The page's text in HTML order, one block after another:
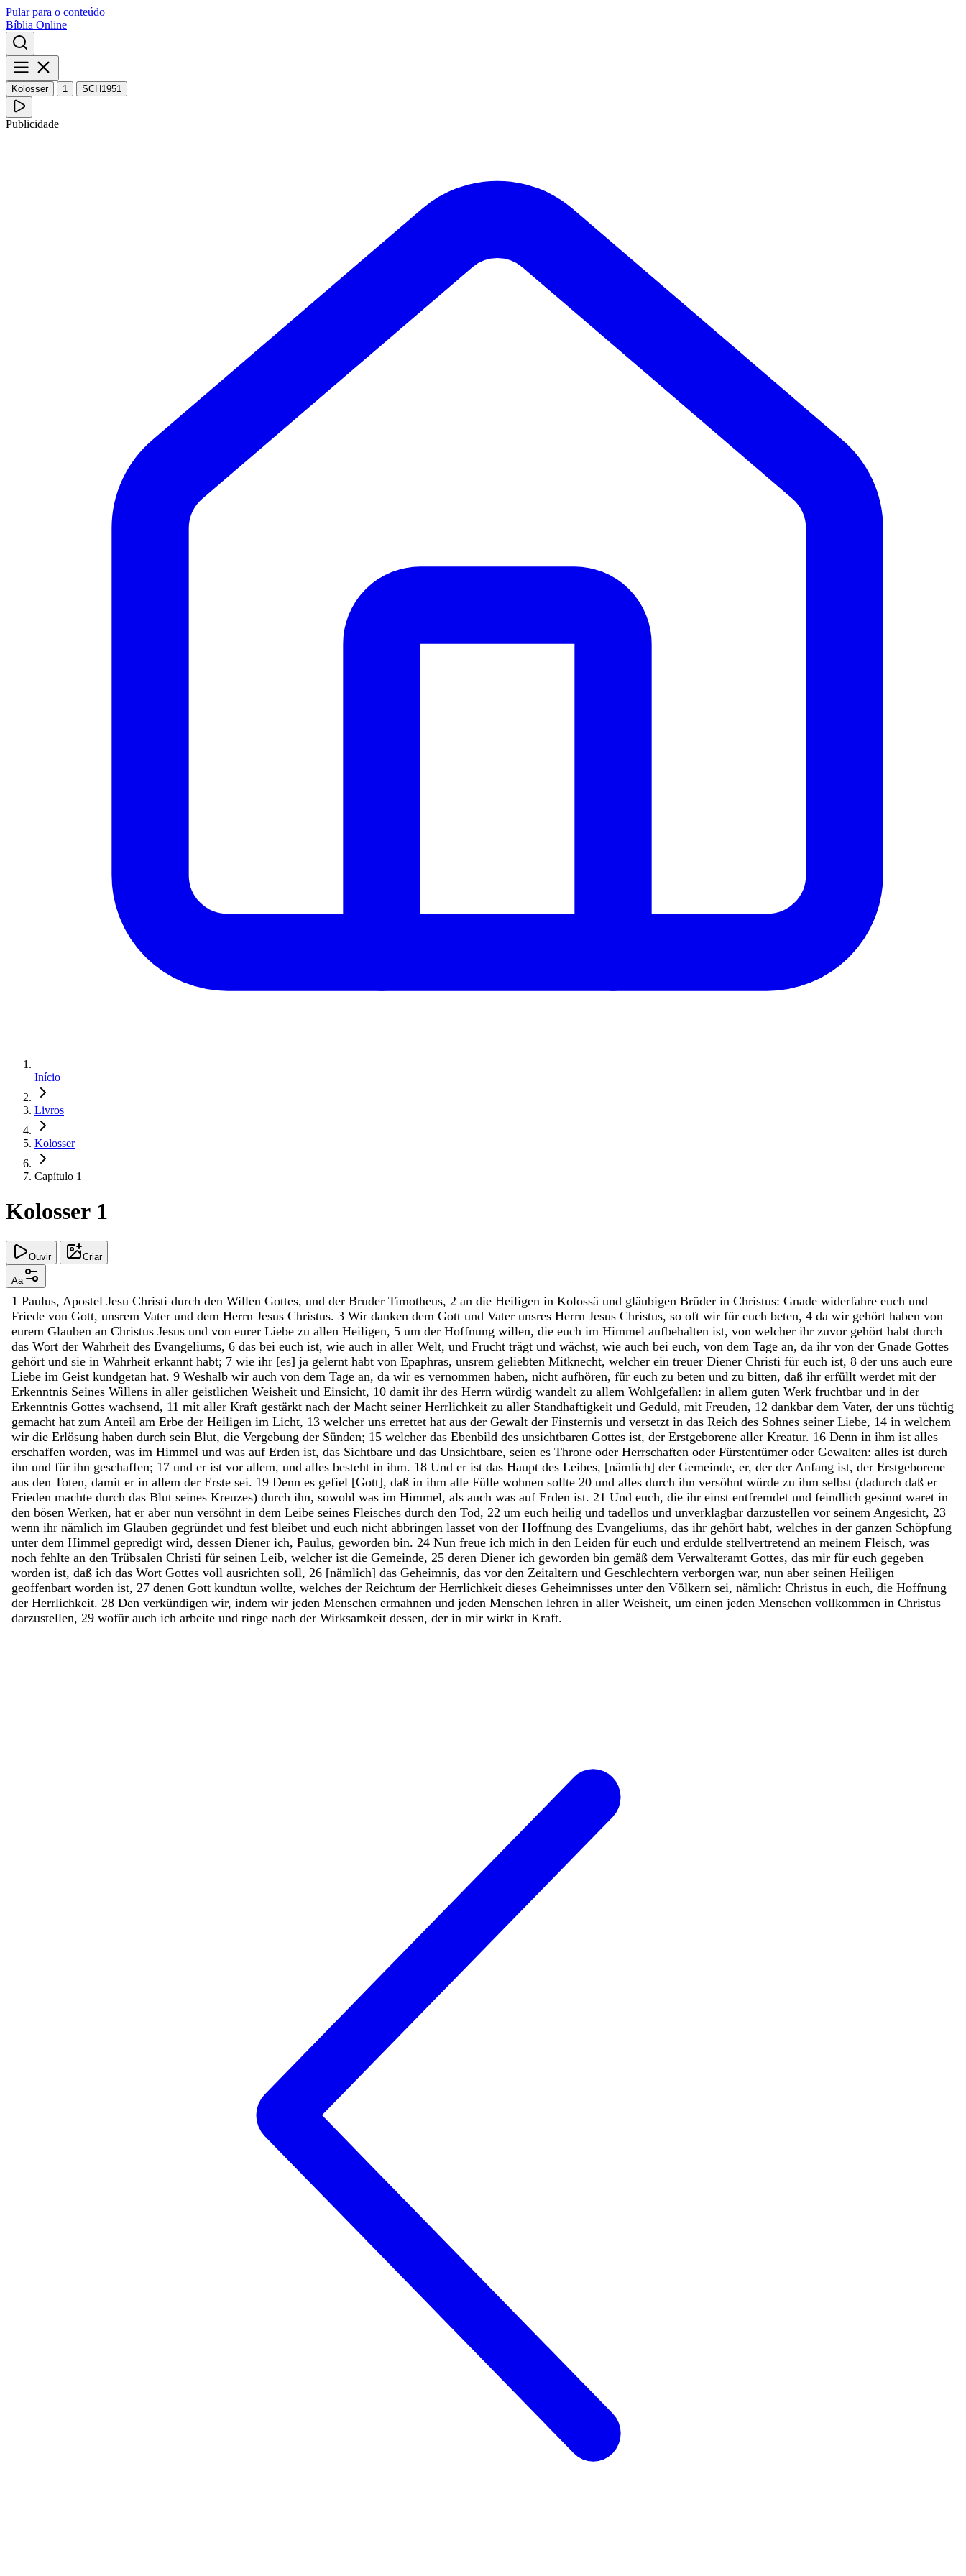
Pular para o conteúdo
Bíblia Online
Kolosser 1 SCH1951
Publicidade
Início
Livros
Kolosser
Capítulo 1
Kolosser 1
Ouvir Criar
Aa
1 Paulus, Apostel Jesu Christi durch den Willen Gottes, und der Bruder Timotheus, 2 an die Heiligen in Kolossä und gläubigen Brüder in Christus: Gnade widerfahre euch und
Friede von Gott, unsrem Vater und dem Herrn Jesus Christus. 3 Wir danken dem Gott und Vater unsres Herrn Jesus Christus, so oft wir für euch beten, 4 da wir gehört haben von
eurem Glauben an Christus Jesus und von eurer Liebe zu allen Heiligen, 5 um der Hoffnung willen, die euch im Himmel aufbehalten ist, von welcher ihr zuvor gehört habt durch
das Wort der Wahrheit des Evangeliums, 6 das bei euch ist, wie auch in aller Welt, und Frucht trägt und wächst, wie auch bei euch, von dem Tage an, da ihr von der Gnade Gottes
gehört und sie in Wahrheit erkannt habt; 7 wie ihr [es] ja gelernt habt von Epaphras, unsrem geliebten Mitknecht, welcher ein treuer Diener Christi für euch ist, 8 der uns auch eure
Liebe im Geist kundgetan hat. 9 Weshalb wir auch von dem Tage an, da wir es vernommen haben, nicht aufhören, für euch zu beten und zu bitten, daß ihr erfüllt werdet mit der
Erkenntnis Seines Willens in aller geistlichen Weisheit und Einsicht, 10 damit ihr des Herrn würdig wandelt zu allem Wohlgefallen: in allem guten Werk fruchtbar und in der
Erkenntnis Gottes wachsend, 11 mit aller Kraft gestärkt nach der Macht seiner Herrlichkeit zu aller Standhaftigkeit und Geduld, mit Freuden, 12 dankbar dem Vater, der uns tüchtig
gemacht hat zum Anteil am Erbe der Heiligen im Licht, 13 welcher uns errettet hat aus der Gewalt der Finsternis und versetzt in das Reich des Sohnes seiner Liebe, 14 in welchem
wir die Erlösung haben durch sein Blut, die Vergebung der Sünden; 15 welcher das Ebenbild des unsichtbaren Gottes ist, der Erstgeborene aller Kreatur. 16 Denn in ihm ist alles
erschaffen worden, was im Himmel und was auf Erden ist, das Sichtbare und das Unsichtbare, seien es Throne oder Herrschaften oder Fürstentümer oder Gewalten: alles ist durch
ihn und für ihn geschaffen; 17 und er ist vor allem, und alles besteht in ihm. 18 Und er ist das Haupt des Leibes, [nämlich] der Gemeinde, er, der der Anfang ist, der Erstgeborene
aus den Toten, damit er in allem der Erste sei. 19 Denn es gefiel [Gott], daß in ihm alle Fülle wohnen sollte 20 und alles durch ihn versöhnt würde zu ihm selbst (dadurch daß er
Frieden machte durch das Blut seines Kreuzes) durch ihn, sowohl was im Himmel, als auch was auf Erden ist. 21 Und euch, die ihr einst entfremdet und feindlich gesinnt waret in
den bösen Werken, hat er aber nun versöhnt in dem Leibe seines Fleisches durch den Tod, 22 um euch heilig und tadellos und unverklagbar darzustellen vor seinem Angesicht, 23
wenn ihr nämlich im Glauben gegründet und fest bleibet und euch nicht abbringen lasset von der Hoffnung des Evangeliums, das ihr gehört habt, welches in der ganzen Schöpfung
unter dem Himmel gepredigt wird, dessen Diener ich, Paulus, geworden bin. 24 Nun freue ich mich in den Leiden für euch und erdulde stellvertretend an meinem Fleisch, was
noch fehlte an den Trübsalen Christi für seinen Leib, welcher ist die Gemeinde, 25 deren Diener ich geworden bin gemäß dem Verwalteramt Gottes, das mir für euch gegeben
worden ist, daß ich das Wort Gottes voll ausrichten soll, 26 [nämlich] das Geheimnis, das vor den Zeitaltern und Geschlechtern verborgen war, nun aber seinen Heiligen
geoffenbart worden ist, 27 denen Gott kundtun wollte, welches der Reichtum der Herrlichkeit dieses Geheimnisses unter den Völkern sei, nämlich: Christus in euch, die Hoffnung
der Herrlichkeit. 28 Den verkündigen wir, indem wir jeden Menschen ermahnen und jeden Menschen lehren in aller Weisheit, um einen jeden Menschen vollkommen in Christus
darzustellen, 29 wofür auch ich arbeite und ringe nach der Wirksamkeit dessen, der in mir wirkt in Kraft.